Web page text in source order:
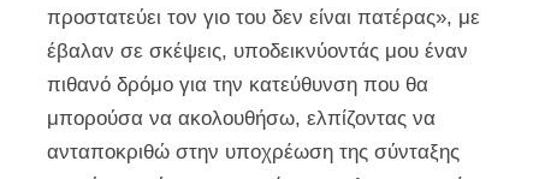
προστατεύει τον γιο του δεν είναι πατέρας», με
έβαλαν σε σκέψεις, υποδεικνύοντάς μου έναν
πιθανό δρόμο για την κατεύθυνση που θα
μπορούσα να ακολουθήσω, ελπίζοντας να
ανταποκριθώ στην υποχρέωση της σύνταξης